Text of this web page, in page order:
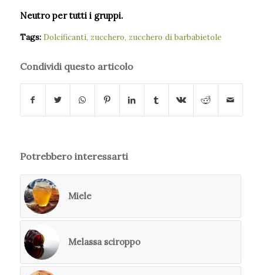
Neutro per tutti i gruppi.
Tags: Dolcificanti, zucchero, zucchero di barbabietole
Condividi questo articolo
Potrebbero interessarti
Miele
Melassa sciroppo